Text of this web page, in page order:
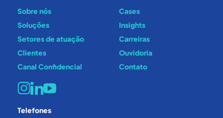
Sobre nós
Soluções
Setores de atuação
Clientes
Canal Confidencial
Cases
Insights
Carreiras
Ouvidoria
Contato
Telefones